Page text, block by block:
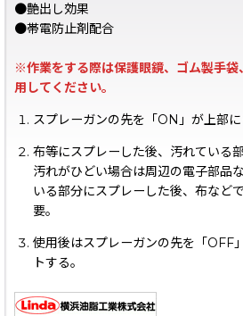
●艶出し効果
●帯電防止剤配合
※作業をする際は保護眼鏡、ゴム製手袋
用してください。
スプレーガンの先を「ON」が上部に
布等にスプレーした後、汚れている
汚れがひどい場合は周辺の電子部品
いる部分にスプレーした後、布など
要。
使用後はスプレーガンの先を「OFF
トする。